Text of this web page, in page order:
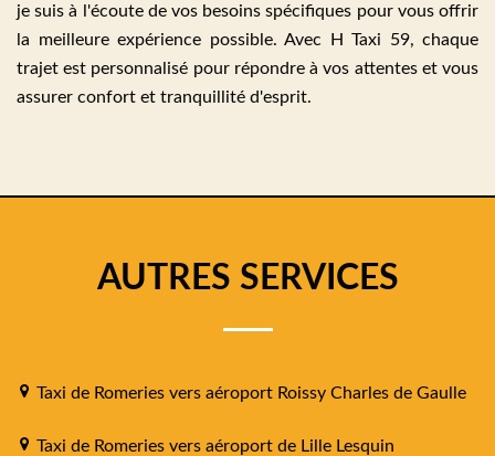
je suis à l'écoute de vos besoins spécifiques pour vous offrir
la meilleure expérience possible. Avec H Taxi 59, chaque
trajet est personnalisé pour répondre à vos attentes et vous
assurer confort et tranquillité d'esprit.
AUTRES SERVICES
Taxi de Romeries vers aéroport Roissy Charles de Gaulle
Taxi de Romeries vers aéroport de Lille Lesquin